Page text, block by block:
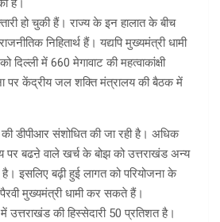
है।
हो चुकी हैं। राज्य के इन हालात के बीच
निहितार्थ हैं। यद्यपि मुख्यमंत्री धामी
में 660 मेगावाट की महत्वाकांक्षी
पर केंद्रीय जल शक्ति मंत्रालय की बैठक में
की डीपीआर संशोधित की जा रही है। अधिक
पर बढऩे वाले खर्च के बोझ को उत्तराखंड अन्य
है। इसलिए बढ़ी हुई लागत को परियोजना के
मुख्यमंत्री धामी कर सकते हैं।
उत्तराखंड की हिस्सेदारी 50 प्रतिशत है।